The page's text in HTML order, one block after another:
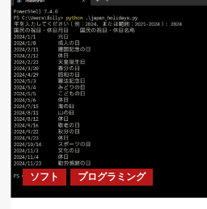
ソフト プログラミング